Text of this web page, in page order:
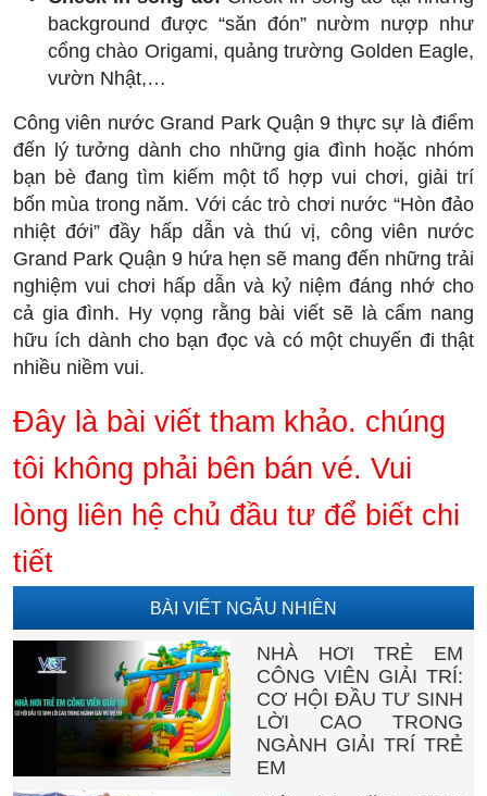
background được “săn đón” nườm nượp như
cổng chào Origami, quảng trường Golden Eagle,
vườn Nhật,…
Công viên nước Grand Park Quận 9 thực sự là điểm
đến lý tưởng dành cho những gia đình hoặc nhóm
bạn bè đang tìm kiếm một tổ hợp vui chơi, giải trí
bốn mùa trong năm. Với các trò chơi nước “Hòn đảo
nhiệt đới” đầy hấp dẫn và thú vị, công viên nước
Grand Park Quận 9 hứa hẹn sẽ mang đến những trải
nghiệm vui chơi hấp dẫn và kỷ niệm đáng nhớ cho
cả gia đình. Hy vọng rằng bài viết sẽ là cẩm nang
hữu ích dành cho bạn đọc và có một chuyến đi thật
nhiều niềm vui.
Đây là bài viết tham khảo. chúng
tôi không phải bên bán vé. Vui
lòng liên hệ chủ đầu tư để biết chi
tiết
BÀI VIẾT NGẪU NHIÊN
NHÀ HƠI TRẺ EM
CÔNG VIÊN GIẢI TRÍ:
CƠ HỘI ĐẦU TƯ SINH
LỜI CAO TRONG
NGÀNH GIẢI TRÍ TRẺ
EM